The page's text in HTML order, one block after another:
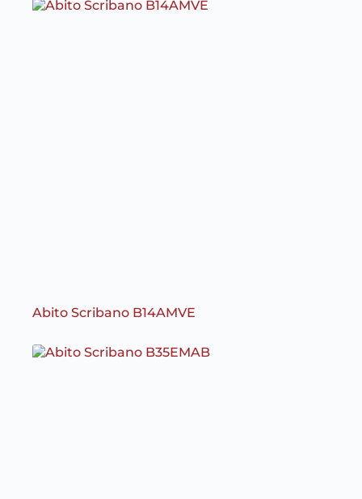
Abito Scribano B14AMVE